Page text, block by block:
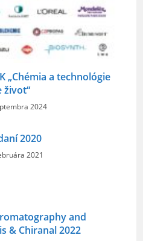
„Chémia a technológie
život“
2024
2020
2021
and
& Chiranal 2022